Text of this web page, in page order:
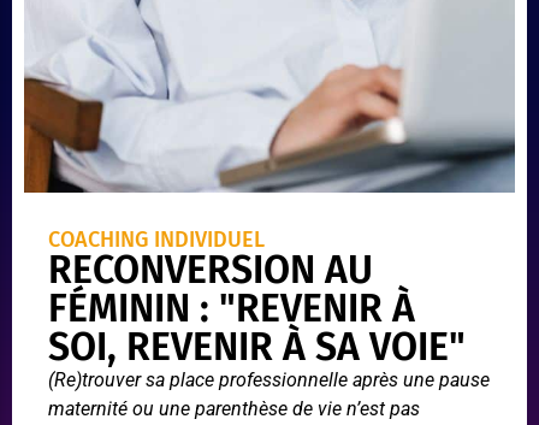
COACHING INDIVIDUEL
RECONVERSION AU
FÉMININ : "REVENIR À
SOI, REVENIR À SA VOIE"
(Re)trouver sa place professionnelle après une pause
maternité ou une parenthèse de vie n’est pas